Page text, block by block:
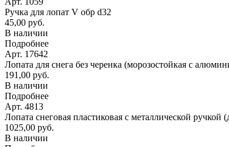
Ручка для лопат V обр d32
45,00 руб.
В наличии
Подробнее
Арт. 17642
Лопата для снега без черенка (морозостойкая с
191,00 руб.
В наличии
Подробнее
Арт. 4813
Лопата снеговая пластиковая с металлической
1025,00 руб.
В наличии